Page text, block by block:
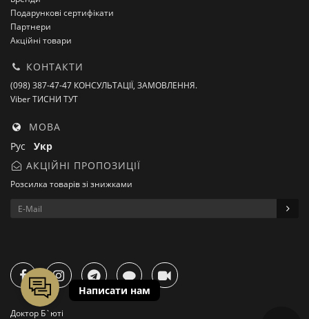
Подарункові сертифікати
Партнери
Акційні товари
КОНТАКТИ
(098) 387-47-47 КОНСУЛЬТАЦІЇ, ЗАМОВЛЕННЯ.
Viber ТИСНИ ТУТ
МОВА
Рус Укр
АКЦІЙНІ ПРОПОЗИЦІЇ
Розсилка товарів зі знижками
Доктор Б`юті